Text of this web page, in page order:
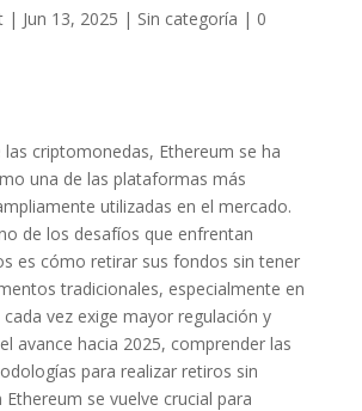
| Jun 13, 2025 | Sin categoría | 0
las criptomonedas, Ethereum se ha
una de las plataformas más
utilizadas en el mercado.
de los desafíos que enfrentan
es cómo retirar sus fondos sin tener
tradicionales, especialmente en
vez exige mayor regulación y
avance hacia 2025, comprender las
para realizar retiros sin
se vuelve crucial para